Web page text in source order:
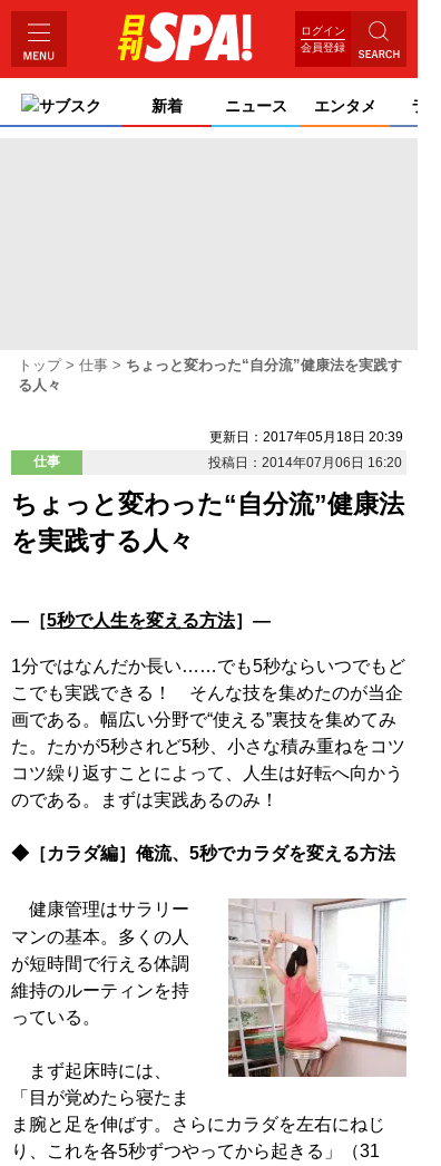
ログイン
会員登録
サブスク 新着 ニュース エンタメ ライ
トップ 仕事
ちょっと変わった“自分流”健康法を実践す
る人々
更新日：2017年05月18日 20:39
仕事
投稿日：2014年07月06日 16:20
ちょっと変わった“自分流”健康法
を実践する人々
―［5秒で人生を変える方法］―
1分ではなんだか長い……でも5秒ならいつでもど
こでも実践できる！ そんな技を集めたのが当企
画である。幅広い分野で“使える”裏技を集めてみ
た。たかが5秒されど5秒、小さな積み重ねをコツ
コツ繰り返すことによって、人生は好転へ向かう
のである。まずは実践あるのみ！
◆［カラダ編］俺流、5秒でカラダを変える方法
健康管理はサラリー
マンの基本。多くの人
が短時間で行える体調
維持のルーティンを持
っている。
まず起床時には、
「目が覚めたら寝たま
ま腕と足を伸ばす。さらにカラダを左右にねじ
り、これを各5秒ずつやってから起きる」（31